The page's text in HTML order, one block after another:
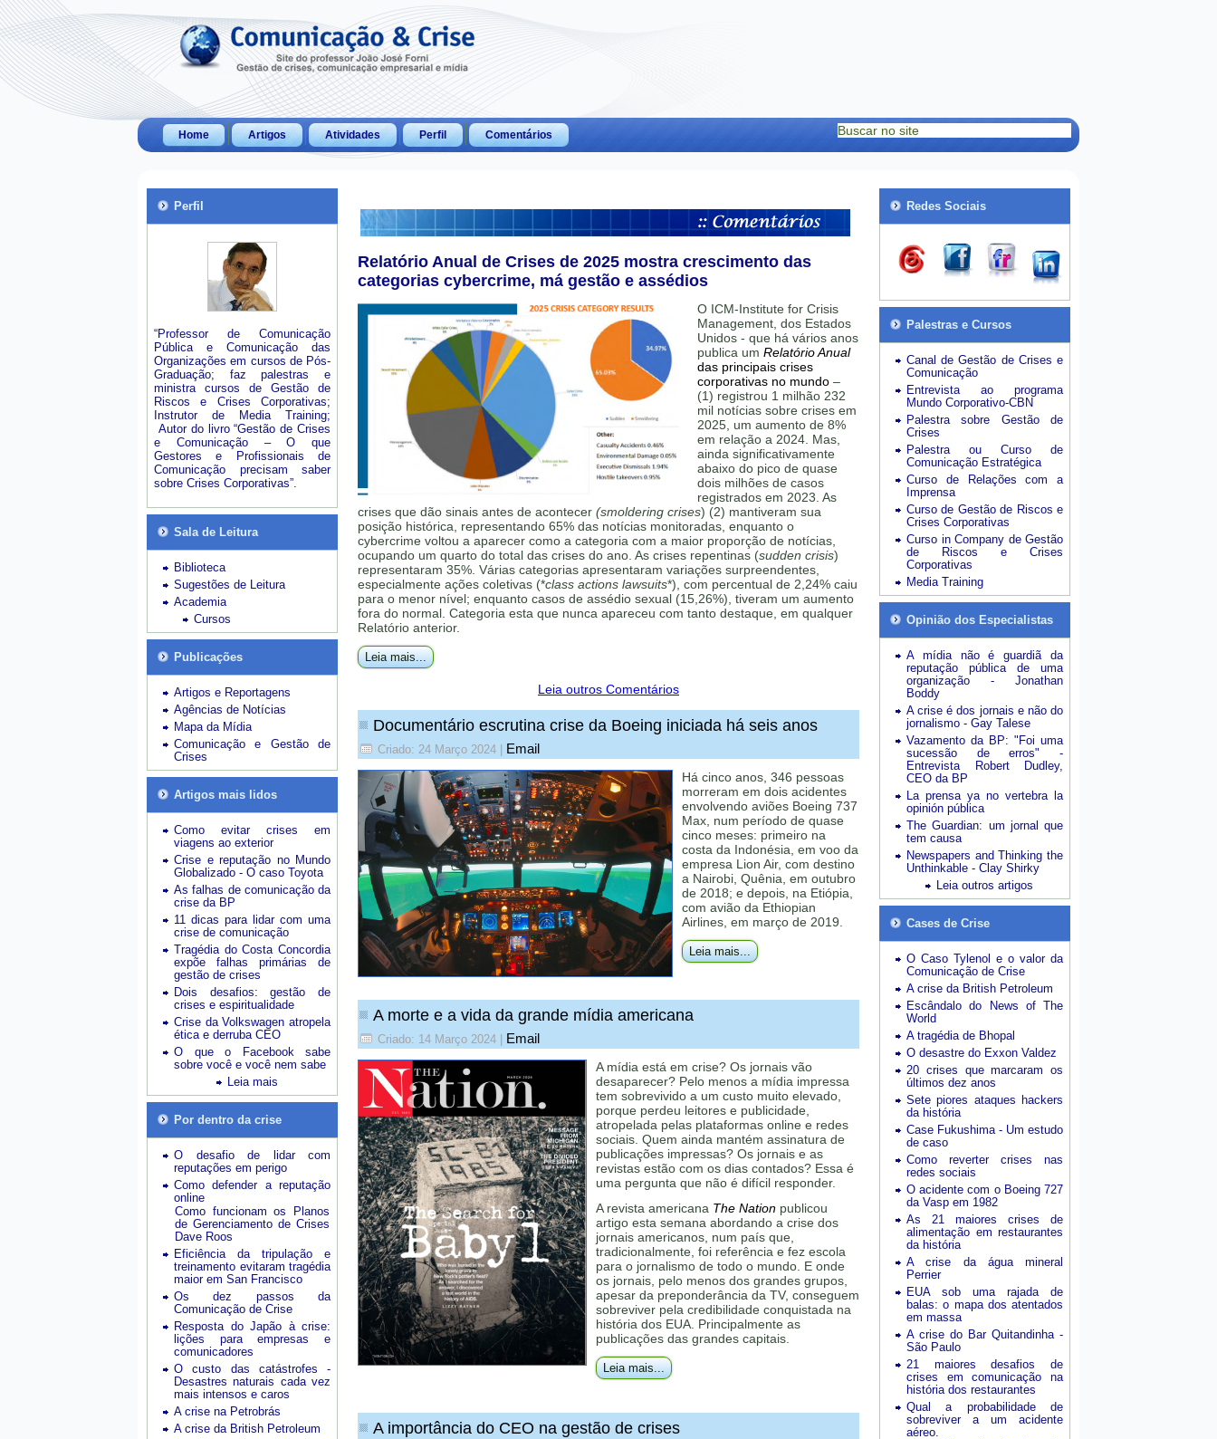
Home Artigos Atividades Perfil Comentários
Perfil
“Professor de Comunicação
Pública e Comunicação das
Organizações em cursos de Pós-
Graduação; faz palestras e
ministra cursos de Gestão de
Riscos e Crises Corporativas;
Instrutor de Media Training;
Autor do livro “Gestão de Crises
e Comunicação – O que
Gestores e Profissionais de
Comunicação precisam saber
sobre Crises Corporativas”.
Sala de Leitura
Biblioteca
Sugestões de Leitura
Academia
Cursos
Publicações
Artigos e Reportagens
Agências de Notícias
Mapa da Mídia
Comunicação e Gestão de
Crises
Artigos mais lidos
Como evitar crises em
viagens ao exterior
Crise e reputação no Mundo
Globalizado - O caso Toyota
As falhas de comunicação da
crise da BP
11 dicas para lidar com uma
crise de comunicação
Tragédia do Costa Concordia
expõe falhas primárias de
gestão de crises
Dois desafios: gestão de
crises e espiritualidade
Crise da Volkswagen atropela
ética e derruba CEO
O que o Facebook sabe
sobre você e você nem sabe
Leia mais
Por dentro da crise
O desafio de lidar com
reputações em perigo
Como defender a reputação
online
Como funcionam os Planos
de Gerenciamento de Crises
Dave Roos
Eficiência da tripulação e
treinamento evitaram tragédia
maior em San Francisco
Os dez passos da
Comunicação de Crise
Resposta do Japão à crise:
lições para empresas e
comunicadores
O custo das catástrofes -
Desastres naturais cada vez
mais intensos e caros
A crise na Petrobrás
A crise da British Petroleum
Relatório Anual de Crises de 2025 mostra crescimento das
categorias cybercrime, má gestão e assédios
O ICM-Institute for Crisis
Management, dos Estados
Unidos - que há vários anos
publica um Relatório Anual
das principais crises
corporativas no mundo –
(1) registrou 1 milhão 232
mil notícias sobre crises em
2025, um aumento de 8%
em relação a 2024. Mas,
ainda significativamente
abaixo do pico de quase
dois milhões de casos
registrados em 2023. As
crises que dão sinais antes de acontecer (smoldering crises) (2) mantiveram sua
posição histórica, representando 65% das notícias monitoradas, enquanto o
cybercrime voltou a aparecer como a categoria com a maior proporção de notícias,
ocupando um quarto do total das crises do ano. As crises repentinas (sudden crisis)
representaram 35%. Várias categorias apresentaram variações surpreendentes,
especialmente ações coletivas (*class actions lawsuits*), com percentual de 2,24% caiu
para o menor nível; enquanto casos de assédio sexual (15,26%), tiveram um aumento
fora do normal. Categoria esta que nunca apareceu com tanto destaque, em qualquer
Relatório anterior.
Leia mais...
Leia outros Comentários
Documentário escrutina crise da Boeing iniciada há seis anos
Criado: 24 Março 2024 Email
Há cinco anos, 346 pessoas
morreram em dois acidentes
envolvendo aviões Boeing 737
Max, num período de quase
cinco meses: primeiro na
costa da Indonésia, em voo da
empresa Lion Air, com destino
a Nairobi, Quênia, em outubro
de 2018; e depois, na Etiópia,
com avião da Ethiopian
Airlines, em março de 2019.
Leia mais...
A morte e a vida da grande mídia americana
Criado: 14 Março 2024 Email
A mídia está em crise? Os jornais vão
desaparecer? Pelo menos a mídia impressa
tem sobrevivido a um custo muito elevado,
porque perdeu leitores e publicidade,
atropelada pelas plataformas online e redes
sociais. Quem ainda mantém assinatura de
publicações impressas? Os jornais e as
revistas estão com os dias contados? Essa é
uma pergunta que não é difícil responder.
A revista americana The Nation publicou
artigo esta semana abordando a crise dos
jornais americanos, num país que,
tradicionalmente, foi referência e fez escola
para o jornalismo de todo o mundo. E onde
os jornais, pelo menos dos grandes grupos,
apesar da preponderância da TV, conseguem
sobreviver pela credibilidade conquistada na
história dos EUA. Principalmente as
publicações das grandes capitais.
Leia mais...
A importância do CEO na gestão de crises
Redes Sociais
Palestras e Cursos
Canal de Gestão de Crises e
Comunicação
Entrevista ao programa
Mundo Corporativo-CBN
Palestra sobre Gestão de
Crises
Palestra ou Curso de
Comunicação Estratégica
Curso de Relações com a
Imprensa
Curso de Gestão de Riscos e
Crises Corporativas
Curso in Company de Gestão
de Riscos e Crises
Corporativas
Media Training
Opinião dos Especialistas
A mídia não é guardiã da
reputação pública de uma
organização - Jonathan
Boddy
A crise é dos jornais e não do
jornalismo - Gay Talese
Vazamento da BP: "Foi uma
sucessão de erros" -
Entrevista Robert Dudley,
CEO da BP
La prensa ya no vertebra la
opinión pública
The Guardian: um jornal que
tem causa
Newspapers and Thinking the
Unthinkable - Clay Shirky
Leia outros artigos
Cases de Crise
O Caso Tylenol e o valor da
Comunicação de Crise
A crise da British Petroleum
Escândalo do News of The
World
A tragédia de Bhopal
O desastre do Exxon Valdez
20 crises que marcaram os
últimos dez anos
Sete piores ataques hackers
da história
Case Fukushima - Um estudo
de caso
Como reverter crises nas
redes sociais
O acidente com o Boeing 727
da Vasp em 1982
As 21 maiores crises de
alimentação em restaurantes
da história
A crise da água mineral
Perrier
EUA sob uma rajada de
balas: o mapa dos atentados
em massa
A crise do Bar Quitandinha -
São Paulo
21 maiores desafios de
crises em comunicação na
história dos restaurantes
Qual a probabilidade de
sobreviver a um acidente
aéreo.